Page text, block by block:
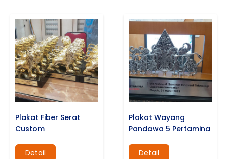
Plakat Fiber Serat
Custom
Detail
Plakat Wayang
Pandawa 5 Pertamina
Detail